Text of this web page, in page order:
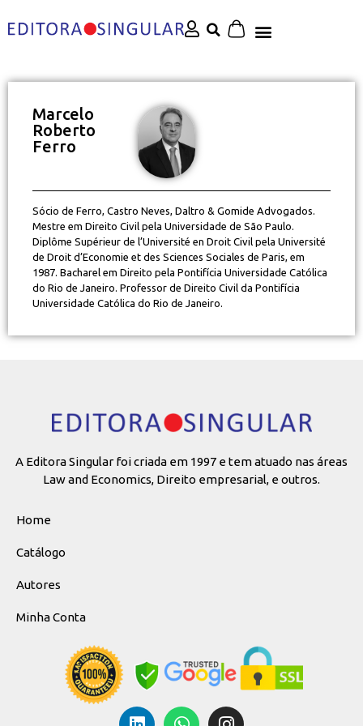
Marcelo
Roberto
Ferro
Sócio de Ferro, Castro Neves, Daltro & Gomide Advogados.
Mestre em Direito Civil pela Universidade de São Paulo.
Diplôme Supérieur de l’Université en Droit Civil pela Université
de Droit d’Economie et des Sciences Sociales de Paris, em
1987. Bacharel em Direito pela Pontifícia Universidade Católica
do Rio de Janeiro. Professor de Direito Civil da Pontifícia
Universidade Católica do Rio de Janeiro.
A Editora Singular foi criada em 1997 e tem atuado nas áreas
Law and Economics, Direito empresarial, e outros.
Home
Catálogo
Autores
Minha Conta